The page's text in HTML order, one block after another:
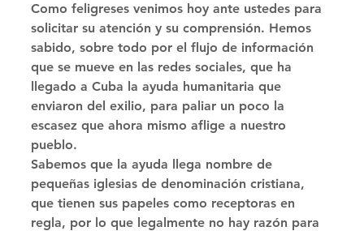
Como feligreses venimos hoy ante ustedes para
solicitar su atención y su comprensión. Hemos
sabido, sobre todo por el flujo de información
que se mueve en las redes sociales, que ha
llegado a Cuba la ayuda humanitaria que
enviaron del exilio, para paliar un poco la
escasez que ahora mismo aflige a nuestro
pueblo.
Sabemos que la ayuda llega nombre de
pequeñas iglesias de denominación cristiana,
que tienen sus papeles como receptoras en
regla, por lo que legalmente no hay razón para